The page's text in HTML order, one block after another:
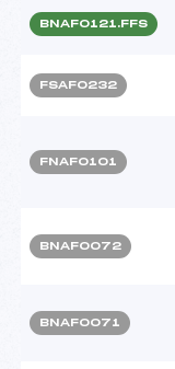
BNAF0121.FFS
FSAF0232
FNAF0101
BNAF0072
BNAF0071